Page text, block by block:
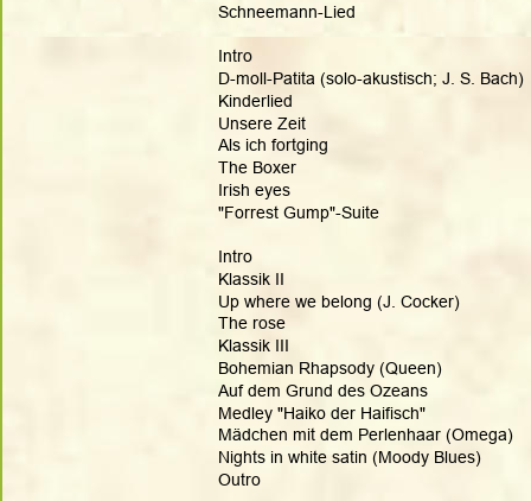
Schneemann-Lied
Intro
D-moll-Patita (solo-akustisch; J. S. Bach)
Kinderlied
Unsere Zeit
Als ich fortging
The Boxer
Irish eyes
"Forrest Gump"-Suite
Intro
Klassik II
Up where we belong (J. Cocker)
The rose
Klassik III
Bohemian Rhapsody (Queen)
Auf dem Grund des Ozeans
Medley "Haiko der Haifisch"
Mädchen mit dem Perlenhaar (Omega)
Nights in white satin (Moody Blues)
Outro